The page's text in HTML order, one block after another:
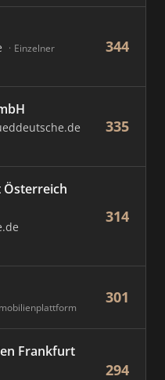
Einzelner
344
335
Österreich
314
301
Frankfurt
294